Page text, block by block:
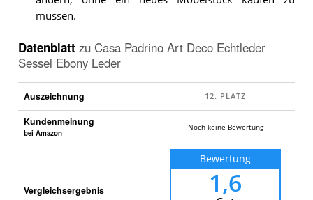
müssen.
Datenblatt zu Casa Padrino Art Deco Echtleder
Sessel Ebony Leder
Auszeichnung
Kundenmeinung
bei Amazon
Noch keine Bewertung
Vergleichsergebnis
Bewertung
1,6